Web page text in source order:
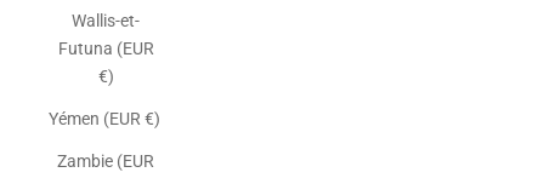
Wallis-et-
Futuna (EUR
€)
Yémen (EUR €)
Zambie (EUR